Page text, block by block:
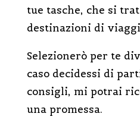
tue tasche, che si
destinazioni di
Selezionerò per te
caso decidessi di
consigli, mi potrai
una promessa.